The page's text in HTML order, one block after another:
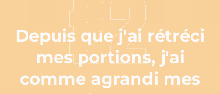
#2
Depuis que j'ai rétréci
mes portions, j'ai
comme agrandi mes